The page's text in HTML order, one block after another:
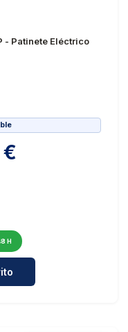
- Patinete Eléctrico
H
para RedBull Racing